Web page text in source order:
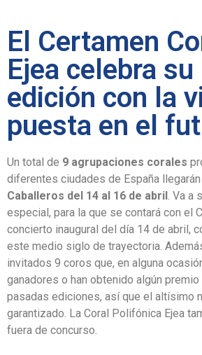
El Certamen
Ejea celebra su
edición con la
puesta en el
Un total de 9 agrupaciones corales
diferentes ciudades de España
Caballeros del 14 al 16 de abril. Va a
especial, para la que se contará con el
concierto inaugural del día 14 de abril,
este medio siglo de trayectoria.
invitados 9 coros que, en alguna
ganadores o han obtenido algún
pasadas ediciones, así que el altísimo
garantizado. La Coral Polifónica Ejea
fuera de concurso.